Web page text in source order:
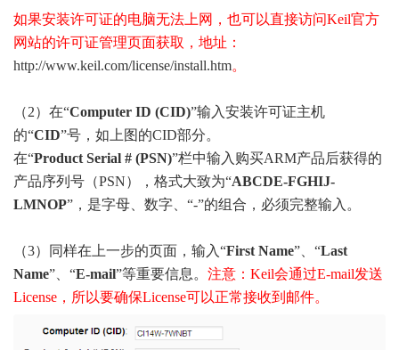
如果安装许可证的电脑无法上网，也可以直接访问Keil官方
网站的许可证管理页面获取，地址：
http://www.keil.com/license/install.htm。
（2）在“Computer ID (CID)”输入安装许可证主机
的“CID”号，如上图的CID部分。
在“Product Serial # (PSN)”栏中输入购买ARM产品后获得的
产品序列号（PSN），格式大致为“ABCDE-FGHIJ-
LMNOP”，是字母、数字、“-”的组合，必须完整输入。
（3）同样在上一步的页面，输入“First Name”、“Last
Name”、“E-mail”等重要信息。 注意：Keil会通过E-mail发送
License，所以要确保License可以正常接收到邮件。